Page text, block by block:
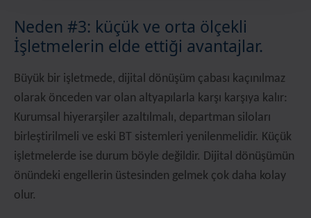
Neden #3: küçük ve orta ölçekli̇
İşletmeleri̇n elde etti̇ği̇ avantajlar.
Büyük bir işletmede, dijital dönüşüm çabası kaçınılmaz
olarak önceden var olan altyapılarla karşı karşıya kalır:
Kurumsal hiyerarşiler azaltılmalı, departman siloları
birleştirilmeli ve eski BT sistemleri yenilenmelidir. Küçük
işletmelerde ise durum böyle değildir. Dijital dönüşümün
önündeki engellerin üstesinden gelmek çok daha kolay
olur.